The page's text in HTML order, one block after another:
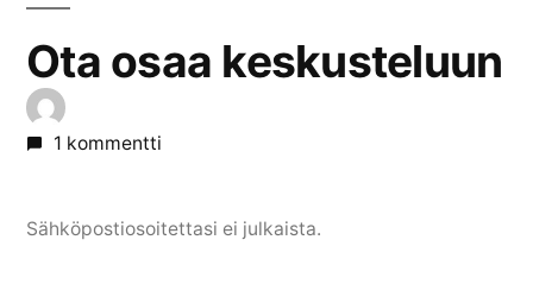
Ota osaa keskusteluun
1 kommentti
Sähköpostiosoitettasi ei julkaista.